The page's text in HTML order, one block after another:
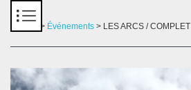
> Événements > LES ARCS / COMPLET